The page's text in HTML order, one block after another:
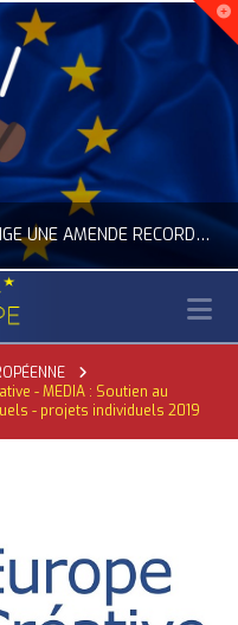
INFLIGE UNE AMENDE RECORD À GOOGLE
ACTUALITÉ DE L'UNION EUROPÉENNE, ACTUALITÉ
- MEDIA : Soutien au
- projets individuels 2019